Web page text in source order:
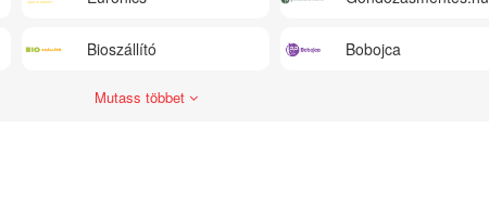
Bioszállító Bobojca
Mutass többet